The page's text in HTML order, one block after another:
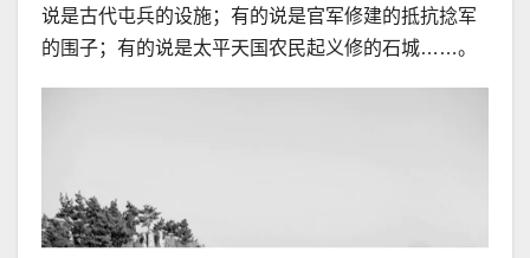
说是古代屯兵的设施；有的说是官军修建的抵抗捻军
的围子；有的说是太平天国农民起义修的石城……。